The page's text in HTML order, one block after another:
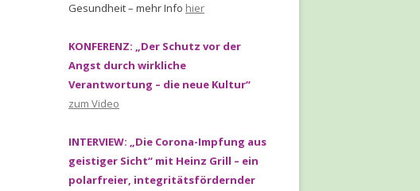
Gesundheit – mehr Info hier
KONFERENZ: „Der Schutz vor der
Angst durch wirkliche
Verantwortung – die neue Kultur“
zum Video
INTERVIEW: „Die Corona-Impfung aus
geistiger Sicht“ mit Heinz Grill – ein
polarfreier, integritätsfördernder